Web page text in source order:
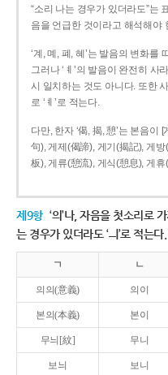
“소리 나는 경우가 있더라도”는
음을 언급한 것이라고 해석해야
‘계, 몌, 폐, 혜’는 발음의 변화를
그러나 ‘ㅖ’의 발음이 완전히 사
시 일치하는 것도 아니다. 또한
로 ‘ㅖ’로 적는다.
다만, 한자 ‘偈, 揭, 憩’는 본음이
句), 게제(偈諦), 게기(揭記), 게
板), 게류(憩流), 게식(憩息), 게휴(
제9항 ‘의’나, 자음을 첫소리로
는 경우가 있더라도 ‘ㅢ’로 적는
ㄱ ㄴ
의의(意義) 의이
본의(本義) 본이
무늬[紋] 무니
보늬 보니